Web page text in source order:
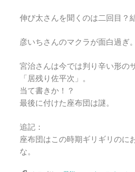
伸び太さんを聞くのは二回目？
彦いちさんのマクラが面白過ぎ。
宮治さんは今では判り辛い形の
「居残り佐平次」。
当て書きか！？
最後に付けた座布団は謎。
追記：
座布団はこの時期ギリギリのに
な。